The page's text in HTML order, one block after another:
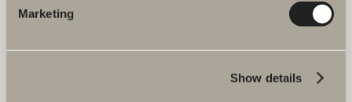
Marketing
Show details